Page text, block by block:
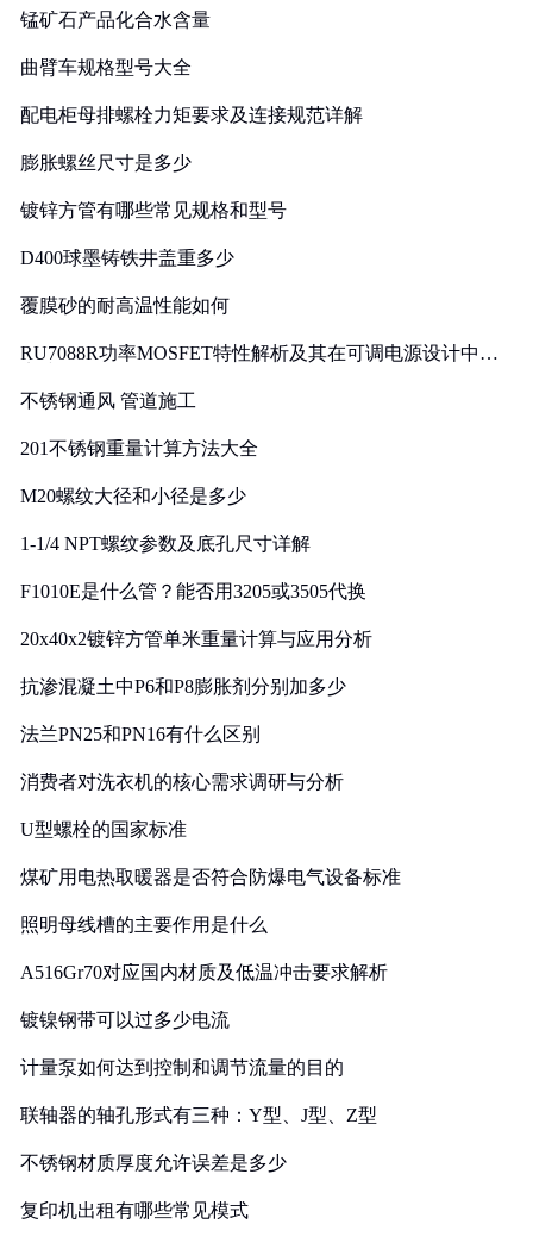
锰矿石产品化合水含量
曲臂车规格型号大全
配电柜母排螺栓力矩要求及连接规范详解
膨胀螺丝尺寸是多少
镀锌方管有哪些常见规格和型号
D400球墨铸铁井盖重多少
覆膜砂的耐高温性能如何
RU7088R功率MOSFET特性解析及其在可调电源设计中的
不锈钢通风 管道施工
201不锈钢重量计算方法大全
M20螺纹大径和小径是多少
1-1/4 NPT螺纹参数及底孔尺寸详解
F1010E是什么管？能否用3205或3505代换
20x40x2镀锌方管单米重量计算与应用分析
抗渗混凝土中P6和P8膨胀剂分别加多少
法兰PN25和PN16有什么区别
消费者对洗衣机的核心需求调研与分析
U型螺栓的国家标准
煤矿用电热取暖器是否符合防爆电气设备标准
照明母线槽的主要作用是什么
A516Gr70对应国内材质及低温冲击要求解析
镀镍钢带可以过多少电流
计量泵如何达到控制和调节流量的目的
联轴器的轴孔形式有三种：Y型、J型、Z型
不锈钢材质厚度允许误差是多少
复印机出租有哪些常见模式